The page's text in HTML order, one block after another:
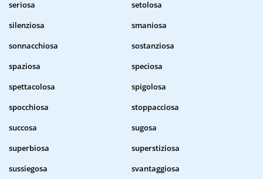
seriosa
setolosa
silenziosa
smaniosa
sonnacchiosa
sostanziosa
spaziosa
speciosa
spettacolosa
spigolosa
spocchiosa
stoppacciosa
succosa
sugosa
superbiosa
superstiziosa
sussiegosa
svantaggiosa